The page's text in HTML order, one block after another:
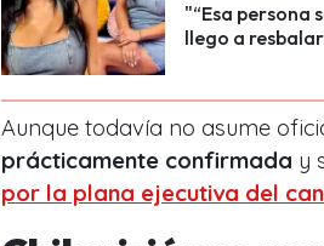
"“Esa persona
llego a
Aunque todavía no asume
prácticamente confirmada y
por la plana ejecutiva del